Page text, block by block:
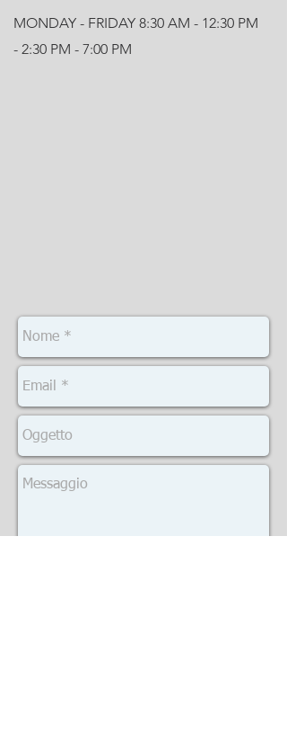
MONDAY - FRIDAY 8:30 AM - 12:30 PM
- 2:30 PM - 7:00 PM